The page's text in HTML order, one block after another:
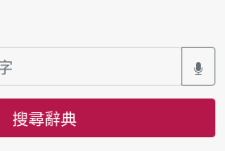
搜尋辭典